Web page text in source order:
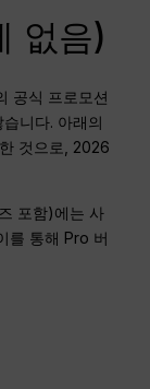
없음)
공식 프로모션
니다. 아래의
것으로, 2026
포함)에는 사
를 통해 Pro 버